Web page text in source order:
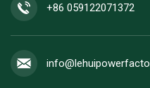
+86 059122071372